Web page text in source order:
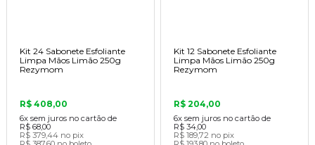
Kit 24 Sabonete Esfoliante
Limpa Mãos Limão 250g
Rezymom
R$ 408,00
6x sem juros no cartão de
R$ 68,00
R$ 379,44 no pix
Kit 12 Sabonete Esfoliante
Limpa Mãos Limão 250g
Rezymom
R$ 204,00
6x sem juros no cartão de
R$ 34,00
R$ 189,72 no pix